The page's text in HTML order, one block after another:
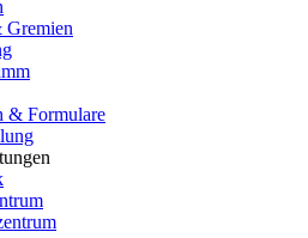
& Formulare